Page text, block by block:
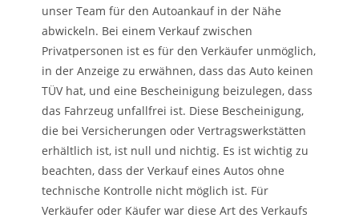
unser Team für den Autoankauf in der Nähe
abwickeln. Bei einem Verkauf zwischen
Privatpersonen ist es für den Verkäufer unmöglich,
in der Anzeige zu erwähnen, dass das Auto keinen
TÜV hat, und eine Bescheinigung beizulegen, dass
das Fahrzeug unfallfrei ist. Diese Bescheinigung,
die bei Versicherungen oder Vertragswerkstätten
erhältlich ist, ist null und nichtig. Es ist wichtig zu
beachten, dass der Verkauf eines Autos ohne
technische Kontrolle nicht möglich ist. Für
Verkäufer oder Käufer war diese Art des Verkaufs